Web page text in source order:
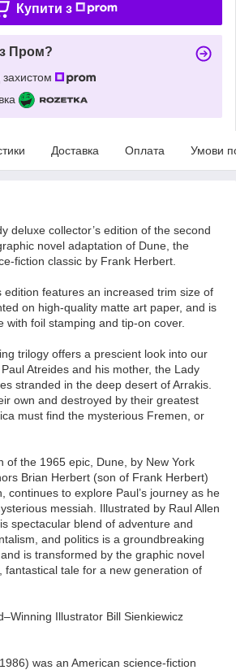
Купити з
Пром?
Доставка Оплата Умови
deluxe collector’s edition of the second
novel adaptation of Dune, the
fiction classic by Frank Herbert.
edition features an increased trim size of
on high-quality matte art paper, and is
with foil stamping and tip-on cover.
trilogy offers a prescient look into our
Atreides and his mother, the Lady
stranded in the deep desert of Arrakis.
own and destroyed by their greatest
must find the mysterious Fremen, or
of the 1965 epic, Dune, by New York
Brian Herbert (son of Frank Herbert)
continues to explore Paul’s journey as he
messiah. Illustrated by Raul Allen
spectacular blend of adventure and
and politics is a groundbreaking
is transformed by the graphic novel
fantastical tale for a new generation of
Illustrator Bill Sienkiewicz
was an American science-fiction